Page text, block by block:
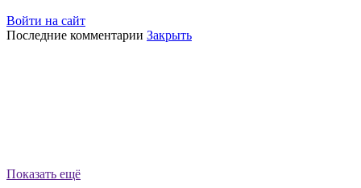
Войти на сайт
Последние комментарии Закрыть
Показать ещё